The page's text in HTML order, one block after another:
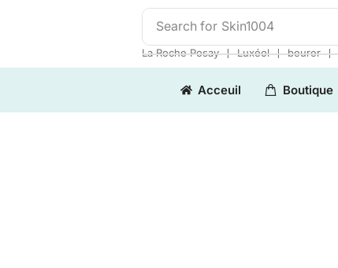
Search for Skin1004
La Roche Posay ❘ Luxéol ❘ beurer ❘
Acceuil Boutique